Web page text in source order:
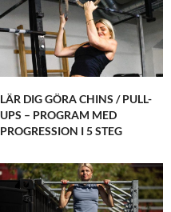
LÄR DIG GÖRA CHINS / PULL-
UPS – PROGRAM MED
PROGRESSION I 5 STEG